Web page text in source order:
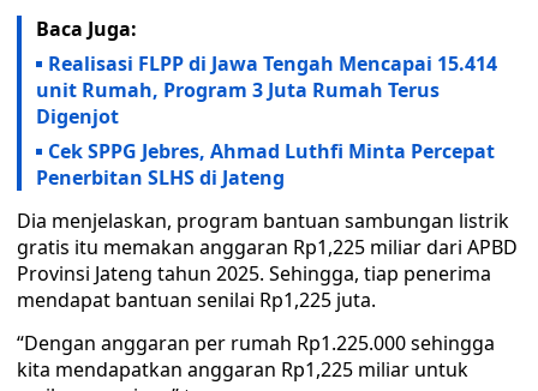
Baca Juga:
Realisasi FLPP di Jawa Tengah Mencapai 15.414
unit Rumah, Program 3 Juta Rumah Terus
Digenjot
Cek SPPG Jebres, Ahmad Luthfi Minta Percepat
Penerbitan SLHS di Jateng
Dia menjelaskan, program bantuan sambungan listrik
gratis itu memakan anggaran Rp1,225 miliar dari APBD
Provinsi Jateng tahun 2025. Sehingga, tiap penerima
mendapat bantuan senilai Rp1,225 juta.
“Dengan anggaran per rumah Rp1.225.000 sehingga
kita mendapatkan anggaran Rp1,225 miliar untuk